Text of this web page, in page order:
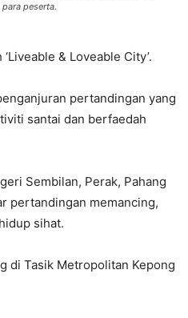
peserta.
& Loveable City’.
pertandingan yang
santai dan berfaedah
Sembilan, Perak, Pahang
pertandingan memancing,
sihat.
di Tasik Metropolitan Kepong